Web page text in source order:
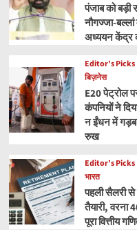
पंजाब को बड़ी
नौगज्जा-बल्लां
अध्ययन केंद्र
Editor’s Picks
बिज़नेस
E20 पेट्रोल
कंपनियों ने
न ईंधन में
रुख
Editor’s Picks
भारत
पहली सैलरी
तैयारी, वरना
पूरा वित्तीय